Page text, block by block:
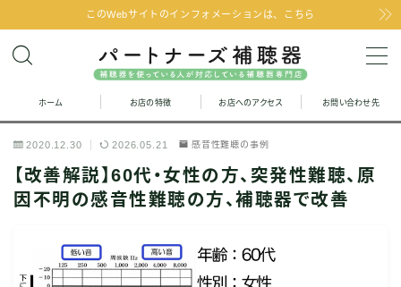
このWebサイトのインフォメーションは、こちら
MENU
お問い合わせ
お店の特徴
聞こえの改善と補聴器のFAQ
ホーム お店の特徴 お店へのアクセス お問い合わせ先
2020.12.30 2026.05.21 感音性難聴の事例
【改善解説】60代・女性の方、突発性難聴、原
因不明の感音性難聴の方、補聴器で改善